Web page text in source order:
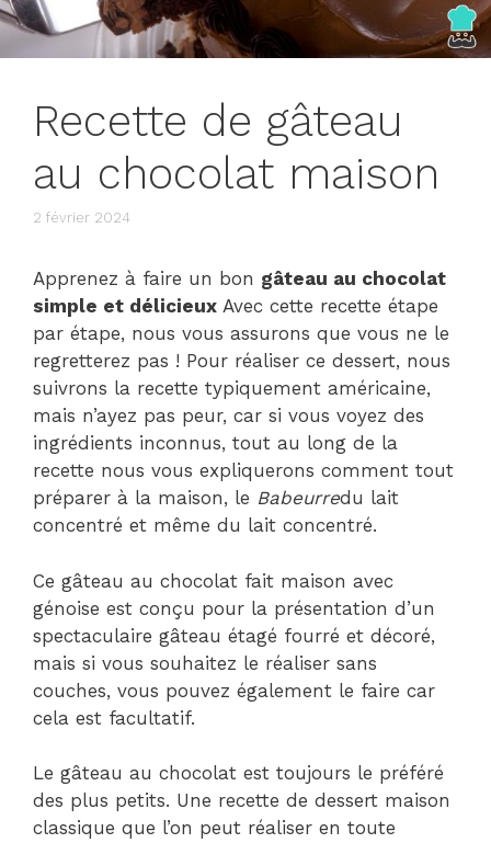
Recette de gâteau
au chocolat maison
2 février 2024
Apprenez à faire un bon gâteau au chocolat
simple et délicieux Avec cette recette étape
par étape, nous vous assurons que vous ne le
regretterez pas ! Pour réaliser ce dessert, nous
suivrons la recette typiquement américaine,
mais n’ayez pas peur, car si vous voyez des
ingrédients inconnus, tout au long de la
recette nous vous expliquerons comment tout
préparer à la maison, le Babeurredu lait
concentré et même du lait concentré.
Ce gâteau au chocolat fait maison avec
génoise est conçu pour la présentation d’un
spectaculaire gâteau étagé fourré et décoré,
mais si vous souhaitez le réaliser sans
couches, vous pouvez également le faire car
cela est facultatif.
Le gâteau au chocolat est toujours le préféré
des plus petits. Une recette de dessert maison
classique que l’on peut réaliser en toute